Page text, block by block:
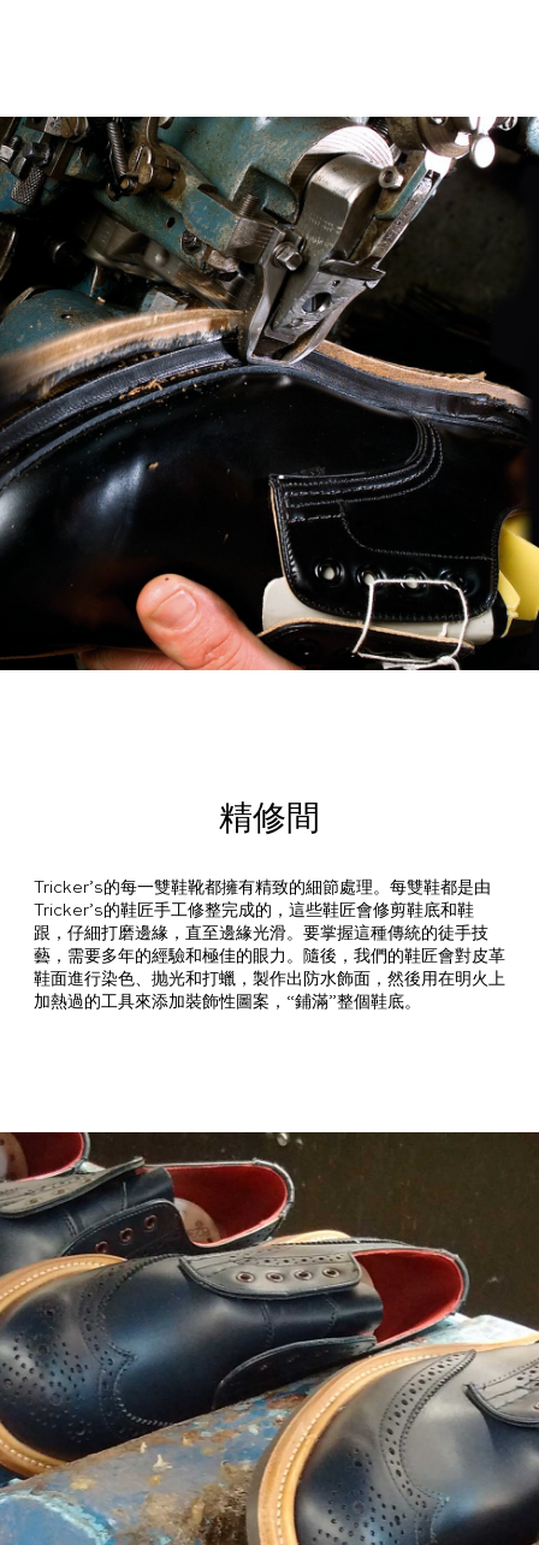
精修間
Tricker’s的每一雙鞋靴都擁有精致的細節處理。每雙鞋都是由
Tricker’s的鞋匠手工修整完成的，這些鞋匠會修剪鞋底和鞋
跟，仔細打磨邊緣，直至邊緣光滑。要掌握這種傳統的徒手技
藝，需要多年的經驗和極佳的眼力。隨後，我們的鞋匠會對皮革
鞋面進行染色、抛光和打蠟，製作出防水飾面，然後用在明火上
加熱過的工具來添加裝飾性圖案，“鋪滿”整個鞋底。